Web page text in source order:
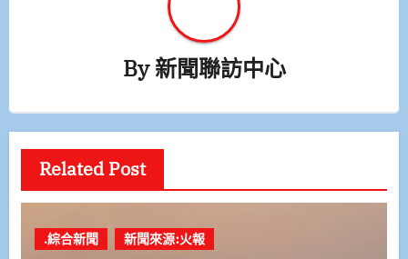
By新聞聯訪中心
Related Post
.綜合新聞 新聞來源:火報